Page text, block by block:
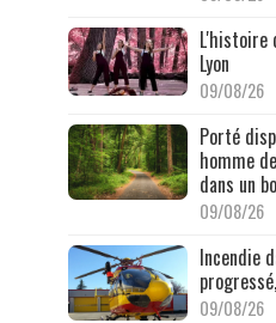
L'histoire
Lyon
09/08/26
Porté
homme
dans un
09/08/26
Incendie
09/08/26